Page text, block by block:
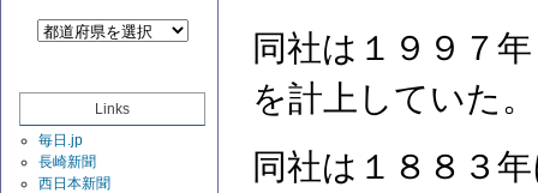
Links
毎日.jp
長崎新聞
西日本新聞
同社は１９９７
を計上していた。
同社は１８８３